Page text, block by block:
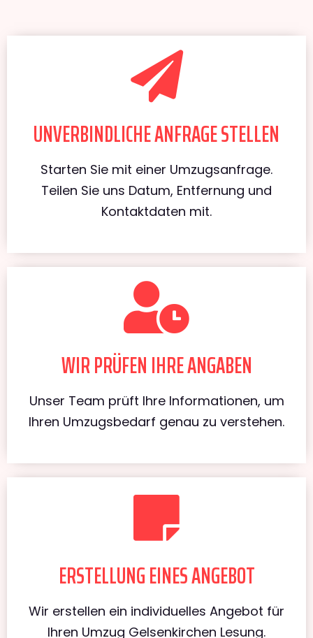
UNVERBINDLICHE ANFRAGE STELLEN
Starten Sie mit einer Umzugsanfrage.
Teilen Sie uns Datum, Entfernung und
Kontaktdaten mit.
WIR PRÜFEN IHRE ANGABEN
Unser Team prüft Ihre Informationen, um
Ihren Umzugsbedarf genau zu verstehen.
ERSTELLUNG EINES ANGEBOT
Wir erstellen ein individuelles Angebot für
Ihren Umzug Gelsenkirchen Lesung.